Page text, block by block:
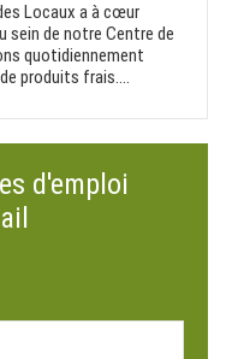
Locaux a à cœur
sein de notre Centre de
quotidiennement
produits frais....
d'emploi